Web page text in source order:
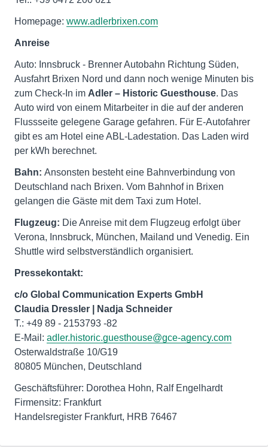
Homepage: www.adlerbrixen.com
Anreise
Auto: Innsbruck - Brenner Autobahn Richtung Süden,
Ausfahrt Brixen Nord und dann noch wenige Minuten bis
zum Check-In im Adler – Historic Guesthouse. Das
Auto wird von einem Mitarbeiter in die auf der anderen
Flussseite gelegene Garage gefahren. Für E-Autofahrer
gibt es am Hotel eine ABL-Ladestation. Das Laden wird
per kWh berechnet.
Bahn: Ansonsten besteht eine Bahnverbindung von
Deutschland nach Brixen. Vom Bahnhof in Brixen
gelangen die Gäste mit dem Taxi zum Hotel.
Flugzeug: Die Anreise mit dem Flugzeug erfolgt über
Verona, Innsbruck, München, Mailand und Venedig. Ein
Shuttle wird selbstverständlich organisiert.
Pressekontakt:
c/o Global Communication Experts GmbH
Claudia Dressler | Nadja Schneider
T.: +49 89 - 2153793 -82
E-Mail: adler.historic.guesthouse@gce-agency.com
Osterwaldstraße 10/G19
80805 München, Deutschland
Geschäftsführer: Dorothea Hohn, Ralf Engelhardt
Firmensitz: Frankfurt
Handelsregister Frankfurt, HRB 76467